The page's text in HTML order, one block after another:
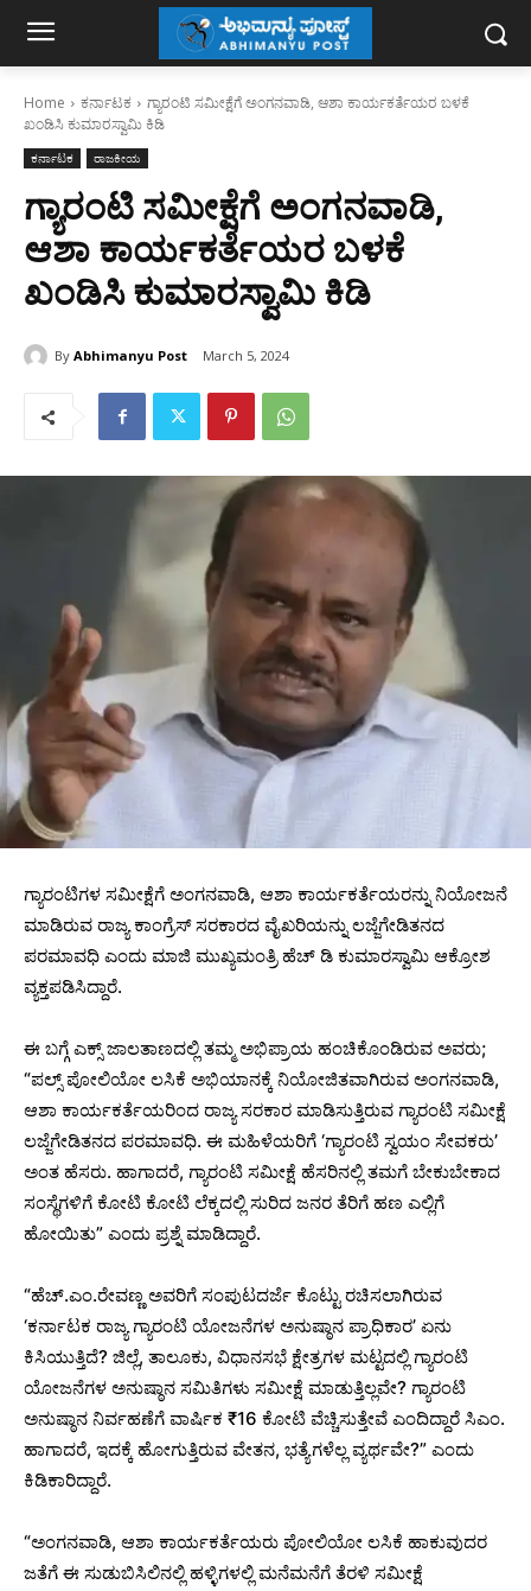
Home ಕರ್ನಾಟಕ
ಗ್ಯಾರಂಟಿ ಸಮೀಕ್ಷೆಗೆ ಅಂಗನವಾಡಿ, ಆಶಾ ಕಾರ್ಯಕರ್ತೆಯರ ಬಳಕೆ
ಖಂಡಿಸಿ ಕುಮಾರಸ್ವಾಮಿ ಕಿಡಿ
ಕರ್ನಾಟಕ ರಾಜಕೀಯ
ಗ್ಯಾರಂಟಿ ಸಮೀಕ್ಷೆಗೆ ಅಂಗನವಾಡಿ,
ಆಶಾ ಕಾರ್ಯಕರ್ತೆಯರ ಬಳಕೆ
ಖಂಡಿಸಿ ಕುಮಾರಸ್ವಾಮಿ ಕಿಡಿ
By Abhimanyu Post March 5, 2024
ಗ್ಯಾರಂಟಿಗಳ ಸಮೀಕ್ಷೆಗೆ ಅಂಗನವಾಡಿ, ಆಶಾ ಕಾರ್ಯಕರ್ತೆಯರನ್ನು ನಿಯೋಜನೆ
ಮಾಡಿರುವ ರಾಜ್ಯ ಕಾಂಗ್ರೆಸ್ ಸರಕಾರದ ವೈಖರಿಯನ್ನು ಲಜ್ಜೆಗೇಡಿತನದ
ಪರಮಾವಧಿ ಎಂದು ಮಾಜಿ ಮುಖ್ಯಮಂತ್ರಿ ಹೆಚ್ ಡಿ ಕುಮಾರಸ್ವಾಮಿ ಆಕ್ರೋಶ
ವ್ಯಕ್ತಪಡಿಸಿದ್ದಾರೆ.
ಈ ಬಗ್ಗೆ ಎಕ್ಸ್ ಜಾಲತಾಣದಲ್ಲಿ ತಮ್ಮ ಅಭಿಪ್ರಾಯ ಹಂಚಿಕೊಂಡಿರುವ ಅವರು;
“ಪಲ್ಸ್ ಪೋಲಿಯೋ ಲಸಿಕೆ ಅಭಿಯಾನಕ್ಕೆ ನಿಯೋಜಿತವಾಗಿರುವ ಅಂಗನವಾಡಿ,
ಆಶಾ ಕಾರ್ಯಕರ್ತೆಯರಿಂದ ರಾಜ್ಯ ಸರಕಾರ ಮಾಡಿಸುತ್ತಿರುವ ಗ್ಯಾರಂಟಿ ಸಮೀಕ್ಷೆ
ಲಜ್ಜೆಗೇಡಿತನದ ಪರಮಾವಧಿ. ಈ ಮಹಿಳೆಯರಿಗೆ ‘ಗ್ಯಾರಂಟಿ ಸ್ವಯಂ ಸೇವಕರು’
ಅಂತ ಹೆಸರು. ಹಾಗಾದರೆ, ಗ್ಯಾರಂಟಿ ಸಮೀಕ್ಷೆ ಹೆಸರಿನಲ್ಲಿ ತಮಗೆ ಬೇಕುಬೇಕಾದ
ಸಂಸ್ಥೆಗಳಿಗೆ ಕೋಟಿ ಕೋಟಿ ಲೆಕ್ಕದಲ್ಲಿ ಸುರಿದ ಜನರ ತೆರಿಗೆ ಹಣ ಎಲ್ಲಿಗೆ
ಹೋಯಿತು” ಎಂದು ಪ್ರಶ್ನೆ ಮಾಡಿದ್ದಾರೆ.
“ಹೆಚ್.ಎಂ.ರೇವಣ್ಣ ಅವರಿಗೆ ಸಂಪುಟದರ್ಜೆ ಕೊಟ್ಟು ರಚಿಸಲಾಗಿರುವ
‘ಕರ್ನಾಟಕ ರಾಜ್ಯ ಗ್ಯಾರಂಟಿ ಯೋಜನೆಗಳ ಅನುಷ್ಠಾನ ಪ್ರಾಧಿಕಾರ’ ಏನು
ಕಿಸಿಯುತ್ತಿದೆ? ಜಿಲ್ಲೆ, ತಾಲೂಕು, ವಿಧಾನಸಭೆ ಕ್ಷೇತ್ರಗಳ ಮಟ್ಟದಲ್ಲಿ ಗ್ಯಾರಂಟಿ
ಯೋಜನೆಗಳ ಅನುಷ್ಠಾನ ಸಮಿತಿಗಳು ಸಮೀಕ್ಷೆ ಮಾಡುತ್ತಿಲ್ಲವೇ? ಗ್ಯಾರಂಟಿ
ಅನುಷ್ಠಾನ ನಿರ್ವಹಣೆಗೆ ವಾರ್ಷಿಕ ₹16 ಕೋಟಿ ವೆಚ್ಚಿಸುತ್ತೇವೆ ಎಂದಿದ್ದಾರೆ ಸಿಎಂ.
ಹಾಗಾದರೆ, ಇದಕ್ಕೆ ಹೋಗುತ್ತಿರುವ ವೇತನ, ಭತ್ಯೆಗಳೆಲ್ಲ ವ್ಯರ್ಥವೇ?” ಎಂದು
ಕಿಡಿಕಾರಿದ್ದಾರೆ.
“ಅಂಗನವಾಡಿ, ಆಶಾ ಕಾರ್ಯಕರ್ತೆಯರು ಪೋಲಿಯೋ ಲಸಿಕೆ ಹಾಕುವುದರ
ಜತೆಗೆ ಈ ಸುಡುಬಿಸಿಲಿನಲ್ಲಿ ಹಳ್ಳಿಗಳಲ್ಲಿ ಮನೆಮನೆಗೆ ತೆರಳಿ ಸಮೀಕ್ಷೆ